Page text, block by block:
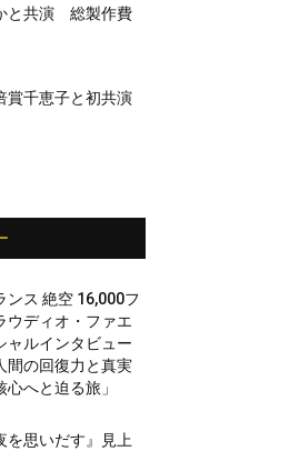
と共演 総製作費
賞千恵子と初共演
ンス 絶空 16,000フ
ウディオ・ファエ
ャルインタビュー
間の回復力と真実
へと迫る旅」
を思いだす』見上